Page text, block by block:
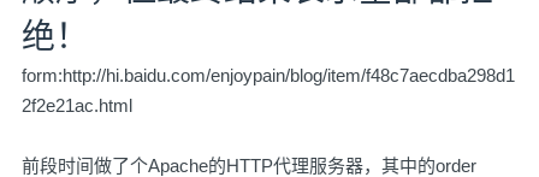
绝！
form:http://hi.baidu.com/enjoypain/blog/item/f48c7aecdba298d1
2f2e21ac.html
前段时间做了个Apache的HTTP代理服务器，其中的order